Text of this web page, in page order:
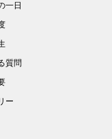
一日
質問
ー